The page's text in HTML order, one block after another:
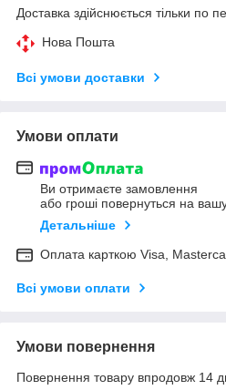
Доставка здійснюється тільки по
Нова Пошта
Всі умови доставки
Умови оплати
Ви отримаєте замовлення
або гроші повернуться на
Детальніше
Оплата карткою Visa,
Всі умови оплати
Умови повернення
Повернення товару впродовж 14